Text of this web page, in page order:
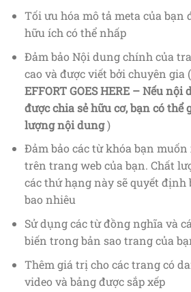
Tối ưu hóa mô tả meta của bạn
hữu ích có thể nhấp
Đảm bảo Nội dung chính của
cao và được viết bởi chuyên gia (
EFFORT GOES HERE – Nếu
được chia sẻ hữu cơ, bạn có thể
lượng nội dung)
Đảm bảo các từ khóa bạn
trên trang web của bạn. Chất
các thứ hạng này sẽ quyết định
bao nhiêu
Sử dụng các từ đồng nghĩa và
biến trong bản sao trang của
Thêm giá trị cho các trang có
video và bảng được sắp xếp